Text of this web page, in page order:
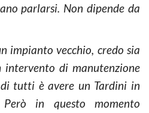
parlarsi. Non dipende da
impianto vecchio, credo sia
di manutenzione
tutti è avere un Tardini in
in questo momento